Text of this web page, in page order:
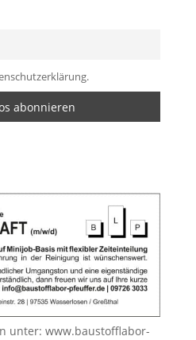
unter:www.baustofflabor-